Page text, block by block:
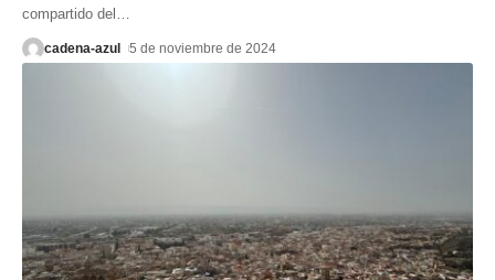
compartido del …
cadena-azul 5 de noviembre de 2024